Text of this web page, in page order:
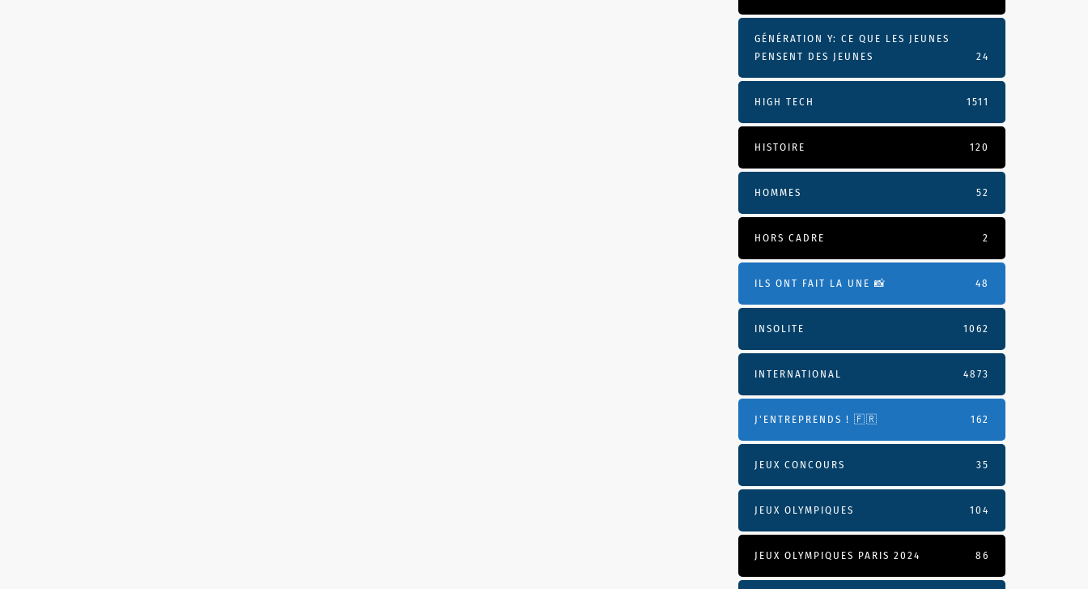
GÉNÉRATION Y: CE QUE LES JEUNES
PENSENT DES JEUNES
24
HIGH TECH 1511
HISTOIRE 120
HOMMES 52
HORS CADRE 2
ILS ONT FAIT LA UNE 📸 48
INSOLITE 1062
INTERNATIONAL 4873
J'ENTREPRENDS ! 🇫🇷 162
JEUX CONCOURS 35
JEUX OLYMPIQUES 104
JEUX OLYMPIQUES PARIS 2024 86